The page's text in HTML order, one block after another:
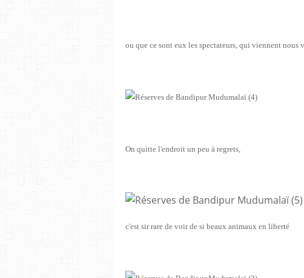
ou que ce sont eux les spectateurs, qui viennent nous
On quitte l'endroit un peu à regrets,
c'est sir rare de voir de si beaux animaux en liberté